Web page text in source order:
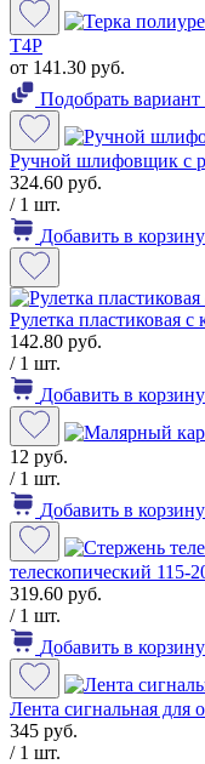
Т4Р
от 141.30 руб.
Подобрать вариант
Ручной шлифовщик с
324.60 руб.
/ 1 шт.
Добавить в корзину
Рулетка пластиковая
142.80 руб.
/ 1 шт.
Добавить в корзину
12 руб.
/ 1 шт.
Добавить в корзину
телескопический 115-
319.60 руб.
/ 1 шт.
Добавить в корзину
Лента сигнальная
345 руб.
/ 1 шт.